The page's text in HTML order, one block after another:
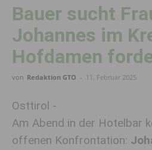
Bauer sucht
Johannes im
Hofdamen
von Redaktion GTO - 11. Februar 2025
Osttirol -
Am Abend in der Hotelbar
offenen Konfrontation: